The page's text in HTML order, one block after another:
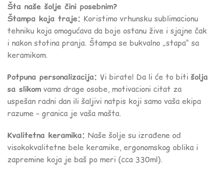
Šta naše šolje čini posebnim?
Štampa koja traje: Koristimo vrhunsku sublimacionu
tehniku koja omogućava da boje ostanu žive i sjajne čak
i nakon stotina pranja. Štampa se bukvalno „stapa“ sa
keramikom.
Potpuna personalizacija: Vi birate! Da li će to biti šolja
sa slikomvama drage osobe, motivacioni citat za
uspešan radni dan ili šaljivi natpis koji samo vaša ekipa
razume – granica je vaša mašta.
Kvalitetna keramika: Naše šolje su izrađene od
visokokvalitetne bele keramike, ergonomskog oblika i
zapremine koja je baš po meri (cca 330ml).